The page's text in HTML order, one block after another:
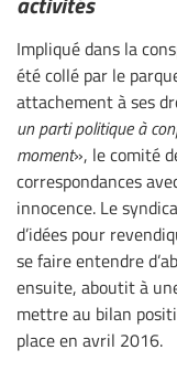
Impliqué dans la
été collé par le
attachement à ses
un parti politique à
moment», le comité
correspondances
innocence. Le
d’idées pour
se faire entendre
ensuite, aboutit à
mettre au bilan
place en avril 2016.